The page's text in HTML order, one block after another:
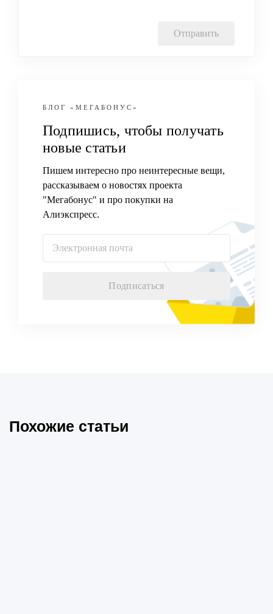
БЛОГ «МЕГАБОНУС»
Подпишись, чтобы получать
новые статьи
Пишем интересно про неинтересные вещи,
рассказываем о новостях проекта
"Мегабонус" и про покупки на
Алиэкспресс.
Подписаться
Похожие статьи